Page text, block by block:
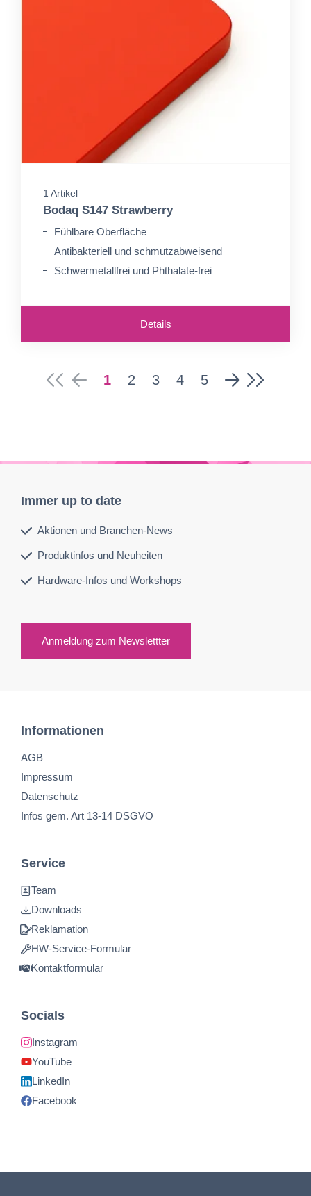
1 Artikel
Bodaq S147 Strawberry
Fühlbare Oberfläche
Antibakteriell und schmutzabweisend
Schwermetallfrei und Phthalate-frei
Details
1 2 3 4 5
Immer up to date
Aktionen und Branchen-News
Produktinfos und Neuheiten
Hardware-Infos und Workshops
Anmeldung zum Newslettter
Informationen
AGB
Impressum
Datenschutz
Infos gem. Art 13-14 DSGVO
Service
Team
Downloads
Reklamation
HW-Service-Formular
Kontaktformular
Socials
Instagram
YouTube
LinkedIn
Facebook